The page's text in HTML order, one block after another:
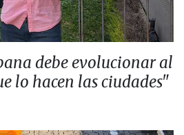
debe evolucionar al
lo hacen las ciudades"